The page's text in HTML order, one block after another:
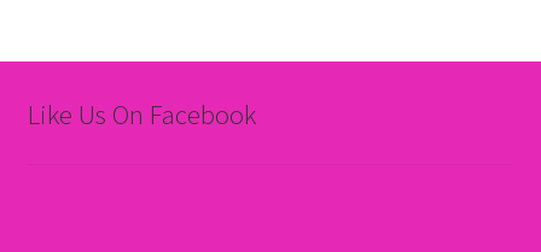
Like Us On Facebook